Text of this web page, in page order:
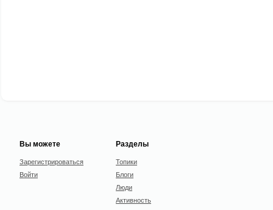
Вы можете
Зарегистрироваться
Войти
Разделы
Топики
Блоги
Люди
Активность